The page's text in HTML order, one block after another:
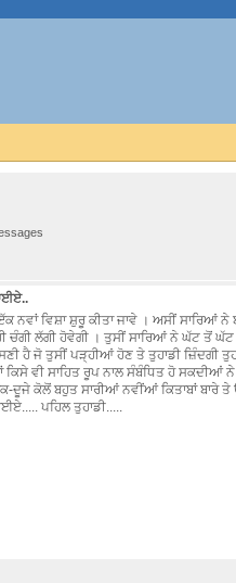
ਵਿਸ਼ਾ ਸ਼ੁਰੂ ਕੀਤਾ ਜਾਵੇ । ਅਸੀਂ ਸਾਰਿਆਂ ਨੇ
ਚੰਗੀ ਲੱਗੀ ਹੋਵੇਗੀ । ਤੁਸੀਂ ਸਾਰਿਆਂ ਨੇ ਘੱਟ ਤੋਂ
ਹੈ ਜੋ ਤੁਸੀਂ ਪੜ੍ਹੀਆਂ ਹੋਣ ਤੇ ਤੁਹਾਡੀ ਜ਼ਿੰਦਗੀ
ਕਿਸੇ ਵੀ ਸਾਹਿਤ ਰੂਪ ਨਾਲ ਸੰਬੰਧਿਤ ਹੋ
ਦੂਜੇ ਕੋਲੋਂ ਬਹੁਤ ਸਾਰੀਆਂ ਨਵੀਂਆਂ ਕਿਤਾਬਾਂ ਬਾਰੇ ਤੇ
ਪਹਿਲ ਤੁਹਾਡੀ.....